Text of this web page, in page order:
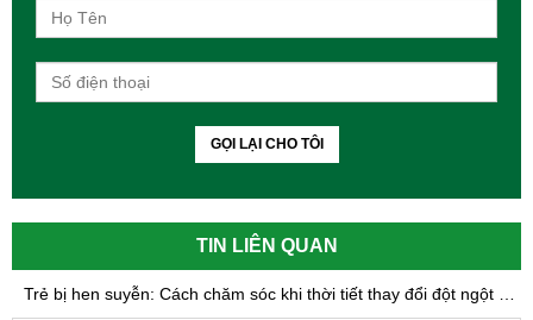
GỌI LẠI CHO TÔI
TIN LIÊN QUAN